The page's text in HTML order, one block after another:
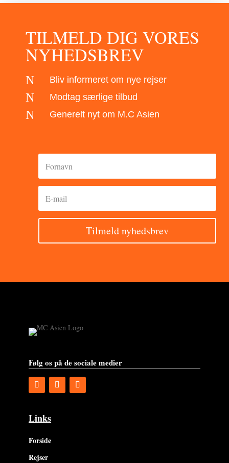
TILMELD DIG VORES
NYHEDSBREV
N Bliv informeret om nye rejser
N Modtag særlige tilbud
N Generelt nyt om M.C Asien
Tilmeld nyhedsbrev
Følg os på de sociale medier
Links
Forside
Rejser